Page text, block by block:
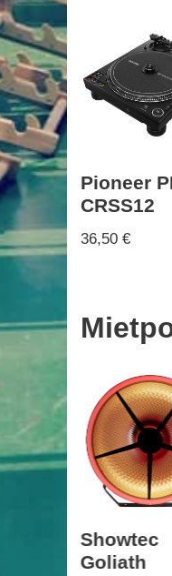
Pioneer
CRSS12
36,50 €
Showtec
Goliath